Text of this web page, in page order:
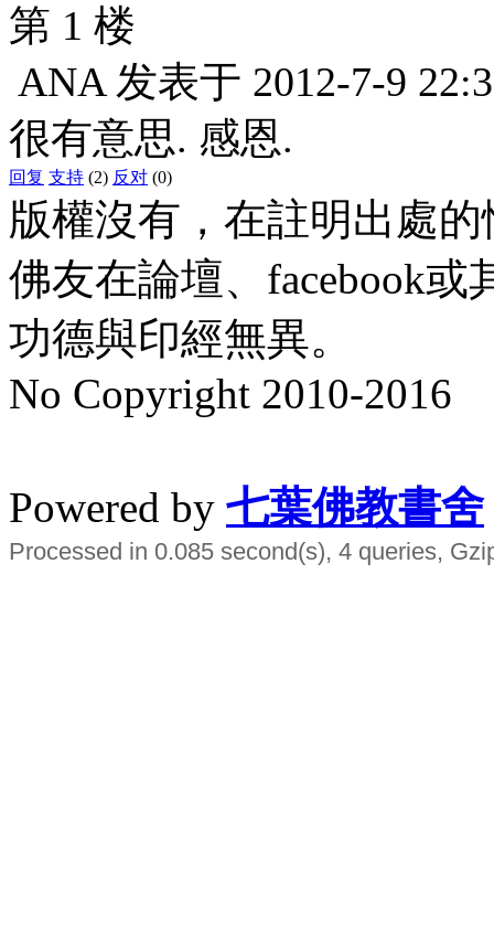
第 1 楼
ANA发表于 2012-7-9
很有意思. 感恩.
回复 支持 (2) 反对 (0)
版權沒有，在註明出處
佛友在論壇、facebook
功德與印經無異。
No Copyright 2010-2016
Powered by 七葉佛教書舍
Processed in 0.085 second(s), 4 queries,